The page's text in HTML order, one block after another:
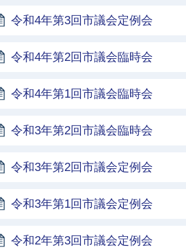
令和4年第3回市議会定例会
令和4年第2回市議会臨時会
令和4年第1回市議会臨時会
令和3年第2回市議会臨時会
令和3年第2回市議会定例会
令和3年第1回市議会定例会
令和2年第3回市議会定例会